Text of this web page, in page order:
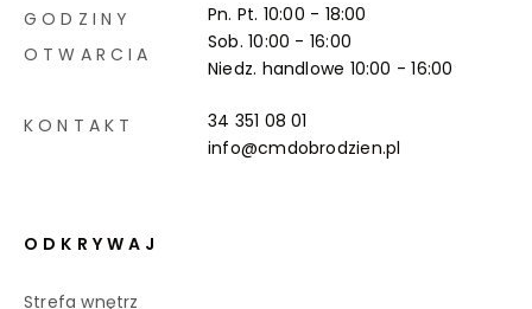
GODZINY
OTWARCIA
Pn. Pt. 10:00 - 18:00
Sob. 10:00 - 16:00
Niedz. handlowe 10:00 - 16:00
KONTAKT
34 351 08 01
info@cmdobrodzien.pl
ODKRYWAJ
Strefa wnętrz